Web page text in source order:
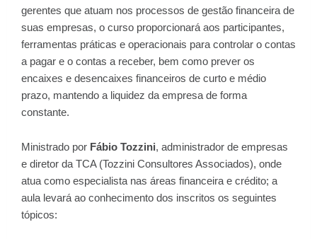
gerentes que atuam nos processos de gestão financeira de
suas empresas, o curso proporcionará aos participantes,
ferramentas práticas e operacionais para controlar o contas
a pagar e o contas a receber, bem como prever os
encaixes e desencaixes financeiros de curto e médio
prazo, mantendo a liquidez da empresa de forma
constante.
Ministrado por Fábio Tozzini, administrador de empresas
e diretor da TCA (Tozzini Consultores Associados), onde
atua como especialista nas áreas financeira e crédito; a
aula levará ao conhecimento dos inscritos os seguintes
tópicos: